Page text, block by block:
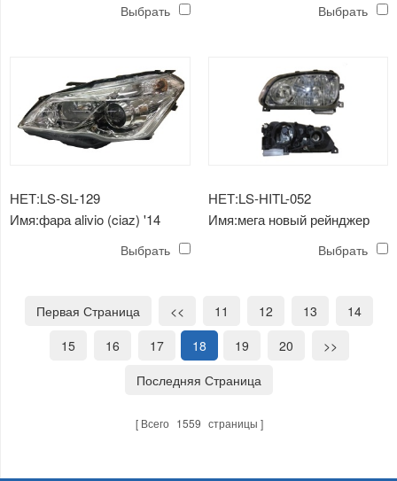
Выбрать Выбрать
НЕТ:LS-SL-129
Имя:фара alivio (ciaz) '14
Выбрать
НЕТ:LS-HITL-052
Имя:мега новый рейнджер
Выбрать
Первая Страница << 11 12 13
14
15
16 17 18 19 20
>>
Последняя Страница
Всего 1559 страницы